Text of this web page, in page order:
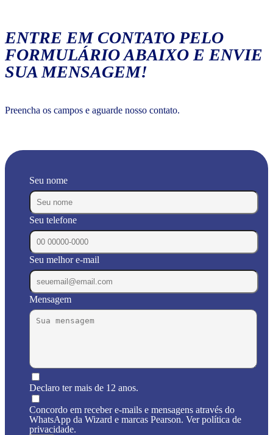
ENTRE EM CONTATO PELO
FORMULÁRIO ABAIXO E ENVIE
SUA MENSAGEM!
Preencha os campos e aguarde nosso contato.
Seu nome
Seu telefone
Seu melhor e-mail
Mensagem
Declaro ter mais de 12 anos.
Concordo em receber e-mails e mensagens através do
WhatsApp da Wizard e marcas Pearson. Ver política de
privacidade.